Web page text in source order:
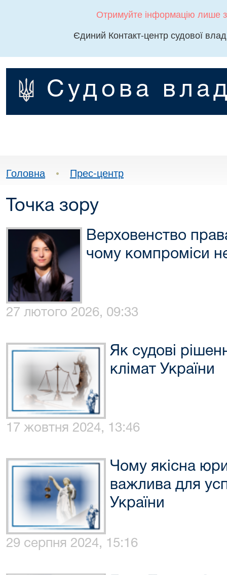
Отримуйте інформацію лише
Єдиний Контакт-центр судової
Судова
Головна • Прес-центр
Точка зору
Верховенство
чому компроміси
27 лютого 2026, 09:33
Як судові
клімат України
17 жовтня 2024, 13:46
Чому якісна
важлива для
України
29 серпня 2024, 15:16